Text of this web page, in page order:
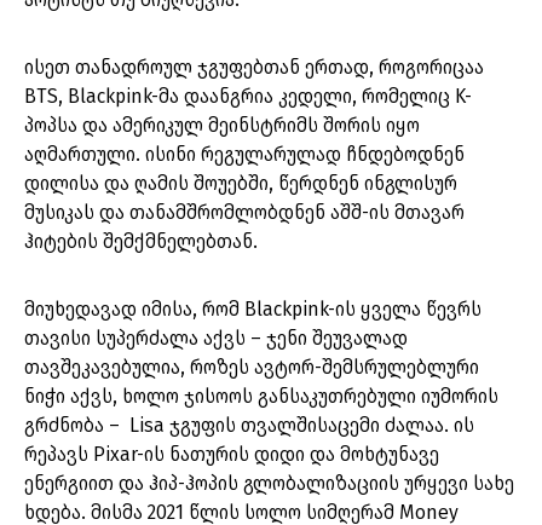
ისეთ თანადროულ ჯგუფებთან ერთად, როგორიცაა
BTS, Blackpink-მა დაანგრია კედელი, რომელიც K-
პოპსა და ამერიკულ მეინსტრიმს შორის იყო
აღმართული. ისინი რეგულარულად ჩნდებოდნენ
დილისა და ღამის შოუებში, წერდნენ ინგლისურ
მუსიკას და თანამშრომლობდნენ აშშ-ის მთავარ
ჰიტების შემქმნელებთან.
მიუხედავად იმისა, რომ Blackpink-ის ყველა წევრს
თავისი სუპერძალა აქვს – ჯენი შეუვალად
თავშეკავებულია, როზეს ავტორ-შემსრულებლური
ნიჭი აქვს, ხოლო ჯისოოს განსაკუთრებული იუმორის
გრძნობა – Lisa ჯგუფის თვალშისაცემი ძალაა. ის
რეპავს Pixar-ის ნათურის დიდი და მოხტუნავე
ენერგიით და ჰიპ-ჰოპის გლობალიზაციის ურყევი სახე
ხდება. მისმა 2021 წლის სოლო სიმღერამ Money